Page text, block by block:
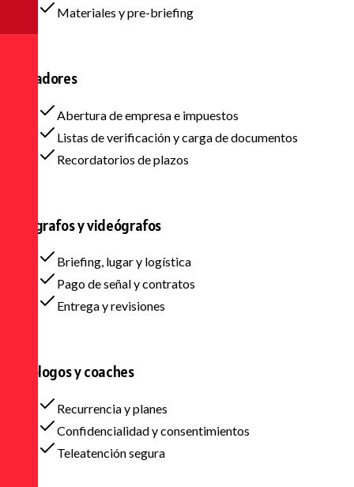
Materiales y pre-briefing
Contadores
Abertura de empresa e impuestos
Listas de verificación y carga de documentos
Recordatorios de plazos
Fotógrafos y videógrafos
Briefing, lugar y logística
Pago de señal y contratos
Entrega y revisiones
Psicólogos y coaches
Recurrencia y planes
Confidencialidad y consentimientos
Teleatención segura